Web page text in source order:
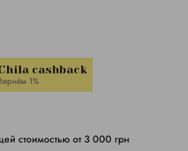
cashback
1%
стоимостью от 3 000 грн